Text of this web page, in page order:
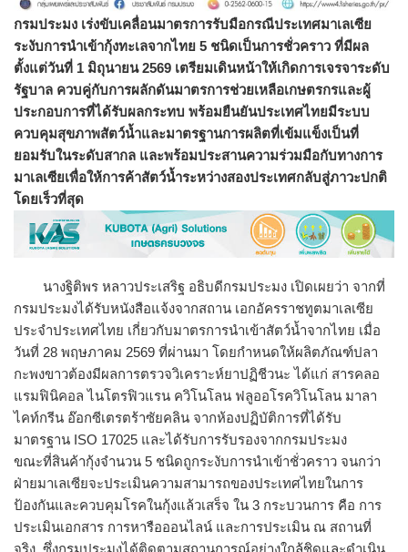
กรมประมง เร่งขับเคลื่อนมาตรการรับมือกรณีประเทศมาเลเซีย
ระงับการนำเข้ากุ้งทะเลจากไทย 5 ชนิดเป็นการชั่วคราว ที่มีผล
ตั้งแต่วันที่ 1 มิถุนายน 2569 เตรียมเดินหน้าให้เกิดการเจรจาระดับ
รัฐบาล ควบคู่กับการผลักดันมาตรการช่วยเหลือเกษตรกรและผู้
ประกอบการที่ได้รับผลกระทบ พร้อมยืนยันประเทศไทยมีระบบ
ควบคุมสุขภาพสัตว์น้ำและมาตรฐานการผลิตที่เข้มแข็งเป็นที่
ยอมรับในระดับสากล และพร้อมประสานความร่วมมือกับทางการ
มาเลเซียเพื่อให้การค้าสัตว์น้ำระหว่างสองประเทศกลับสู่ภาวะปกติ
โดยเร็วที่สุด
นางฐิติพร หลาวประเสริฐ อธิบดีกรมประมง เปิดเผยว่า จากที่
กรมประมงได้รับหนังสือแจ้งจากสถาน เอกอัครราชทูตมาเลเซีย
ประจำประเทศไทย เกี่ยวกับมาตรการนำเข้าสัตว์น้ำจากไทย เมื่อ
วันที่ 28 พฤษภาคม 2569 ที่ผ่านมา โดยกำหนดให้ผลิตภัณฑ์ปลา
กะพงขาวต้องมีผลการตรวจวิเคราะห์ยาปฏิชีวนะ ได้แก่ สารคลอ
แรมฟินิคอล ไนโตรฟิวแรน ควิโนโลน ฟลูออโรควิโนโลน มาลา
ไคท์กรีน อ๊อกซีเตรตร้าซัยคลิน จากห้องปฏิบัติการที่ได้รับ
มาตรฐาน ISO 17025 และได้รับการรับรองจากกรมประมง
ขณะที่สินค้ากุ้งจำนวน 5 ชนิดถูกระงับการนำเข้าชั่วคราว จนกว่า
ฝ่ายมาเลเซียจะประเมินความสามารถของประเทศไทยในการ
ป้องกันและควบคุมโรคในกุ้งแล้วเสร็จ ใน 3 กระบวนการ คือ การ
ประเมินเอกสาร การหารือออนไลน์ และการประเมิน ณ สถานที่
จริง ซึ่งกรมประมงได้ติดตามสถานการณ์อย่างใกล้ชิดและดำเนิน